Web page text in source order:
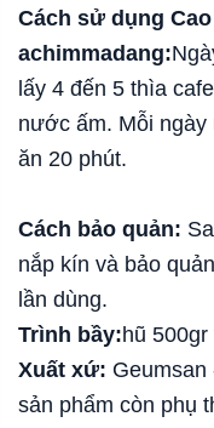
Cách sử dụng
achimmadang:
lấy 4 đến 5 thìa
nước ấm. Mỗi
ăn 20 phút.
Cách bảo quản:
nắp kín và bảo
lần dùng.
Trình bầy:hũ
Xuất xứ: Geumsan
sản phẩm còn phụ